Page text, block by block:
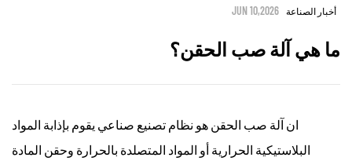
أخبار الصناعة JUN 10,2026
ما هي آلة صب الحقن؟
ان آلة صب الحقن هو نظام تصنيع صناعي يقوم بإذابة المواد
البلاستيكية الحرارية أو المواد المتصلدة بالحرارة وحقن المادة